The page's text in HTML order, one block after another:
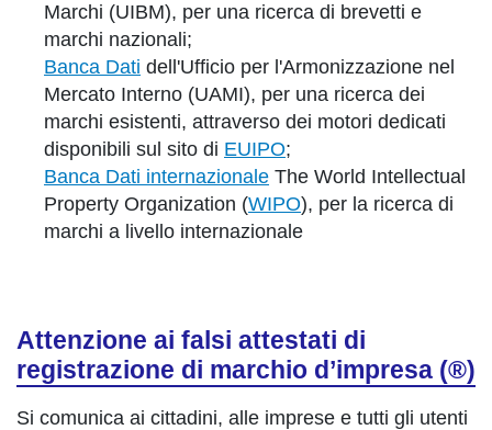
Marchi (UIBM), per una ricerca di brevetti e
marchi nazionali;
Banca Dati dell'Ufficio per l'Armonizzazione nel
Mercato Interno (UAMI), per una ricerca dei
marchi esistenti, attraverso dei motori dedicati
disponibili sul sito di EUIPO;
Banca Dati internazionale The World Intellectual
Property Organization (WIPO), per la ricerca di
marchi a livello internazionale
Attenzione ai falsi attestati di
registrazione di marchio d’impresa (®)
Si comunica ai cittadini, alle imprese e tutti gli utenti